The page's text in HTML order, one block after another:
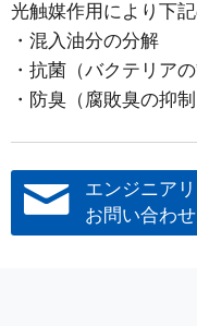
光触媒作用により下
混入油分の分解
抗菌（バクテリアの
防臭（腐敗臭の抑制
エンジニア
お問い合わせ